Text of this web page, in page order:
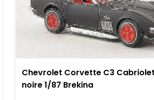
Chevrolet Corvette C3
noire 1/87 Brekina